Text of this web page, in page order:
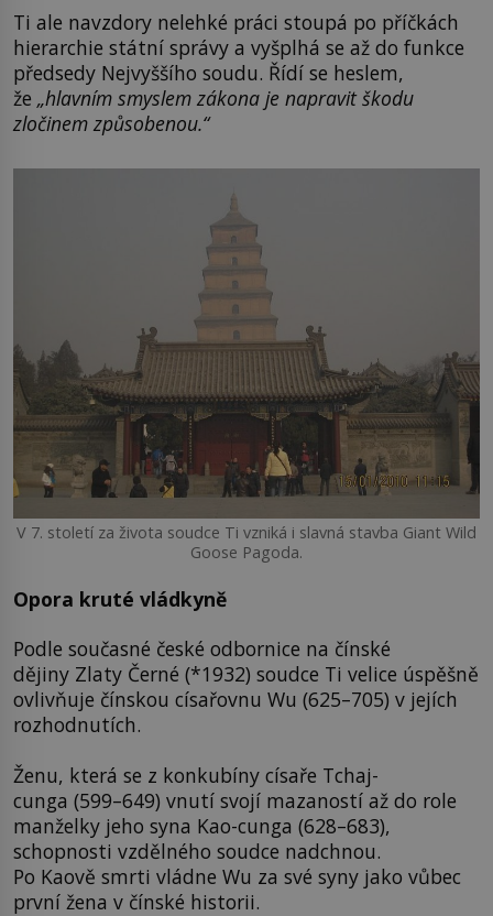
Ti ale navzdory nelehké práci stoupá po příčkách
hierarchie státní správy a vyšplhá se až do funkce
předsedy Nejvyššího soudu. Řídí se heslem,
že „hlavním smyslem zákona je napravit škodu
zločinem způsobenou.“
V 7. století za života soudce Ti vzniká i slavná stavba Giant Wild
Goose Pagoda.
Opora kruté vládkyně
Podle současné české odbornice na čínské
dějiny Zlaty Černé (*1932) soudce Ti velice úspěšně
ovlivňuje čínskou císařovnu Wu (625–705) v jejích
rozhodnutích.
Ženu, která se z konkubíny císaře Tchaj-
cunga (599–649) vnutí svojí mazaností až do role
manželky jeho syna Kao-cunga (628–683),
schopnosti vzdělného soudce nadchnou.
Po Kaově smrti vládne Wu za své syny jako vůbec
první žena v čínské historii.